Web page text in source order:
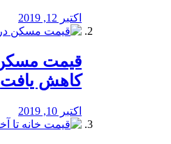
اکتبر 12, 2019
کاهش یافت
اکتبر 10, 2019